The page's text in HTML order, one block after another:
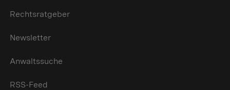
Rechtsratgeber
Newsletter
Anwaltssuche
RSS-Feed